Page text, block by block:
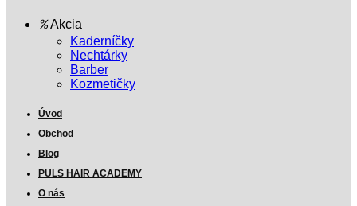
Akcia
Kaderníčky
Nechtárky
Barber
Kozmetičky
Úvod
Obchod
Blog
PULS HAIR ACADEMY
O nás